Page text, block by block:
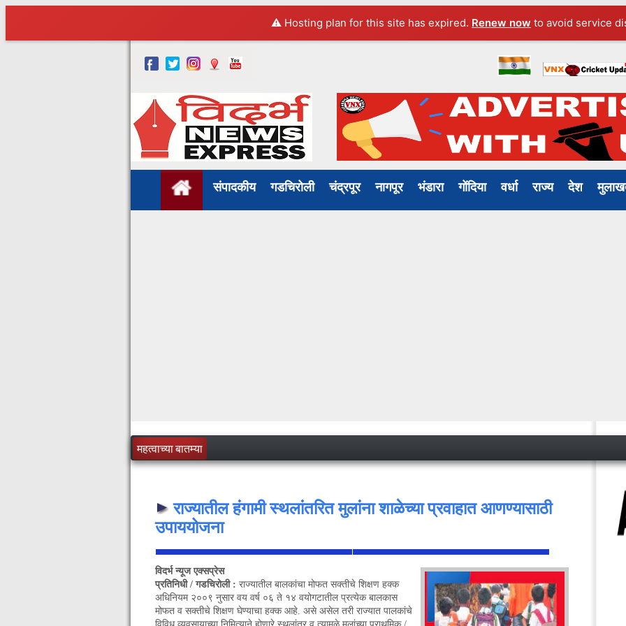
⚠️ Hosting plan for this site has expired. Renew now to avoid service
संपादकीय गडचिरोली चंद्रपूर नागपूर भंडारा गोंदिया वर्धा राज्य देश
महत्वाच्या बातम्या
राज्यातील हंगामी स्थलांतरित मुलांना शाळेच्या प्रवाहात आणण्यासाठी
उपाययोजना
विदर्भ न्यूज एक्सप्रेस
प्रतिनिधी / गडचिरोली : राज्यातील बालकांचा मोफत सक्तीचे शिक्षण हक्क
अधिनियम २००९ नुसार वय वर्ष ०६ ते १४ वयोगटातील प्रत्येक बालकास
मोफत व सक्तीचे शिक्षण घेण्याचा हक्क आहे. असे असेल तरी राज्यात पालकांचे